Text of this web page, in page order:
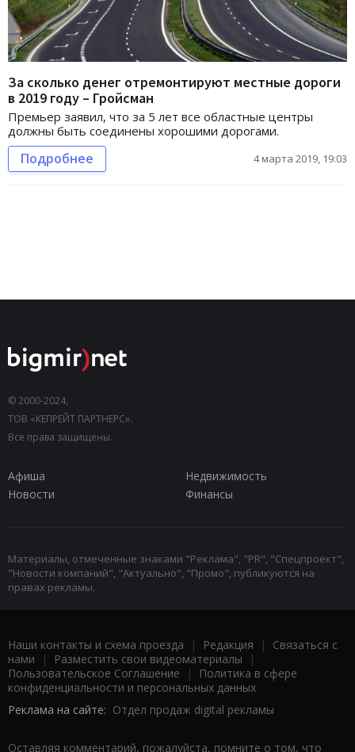
За сколько денег отремонтируют местные дороги
в 2019 году – Гройсман
Премьер заявил, что за 5 лет все областные центры
должны быть соединены хорошими дорогами.
Подробнее 4 марта 2019, 19:03
© 2000-2024,
ТОВ «КЕПРЕЙТ ПАРТНЕРС».
Все права защищены.
Афиша
Недвижимость
Новости
Финансы
Материалы, отмеченные знаками "Реклама", "PR", "Спецпроект",
"Новости компаний", "Актуально", "Промо", публикуются на
правах рекламы.
Наши контакты и схема проезда | Редакция | Связаться с
нами | Разместить свои видеоматериалы |
Пользовательское Соглашение |
Политика в сфере
конфиденциальности и персональных данных
Реклама на сайте: Отдел продаж digital рекламы
Оставляя комментарий, пожалуйста, помните о том, что